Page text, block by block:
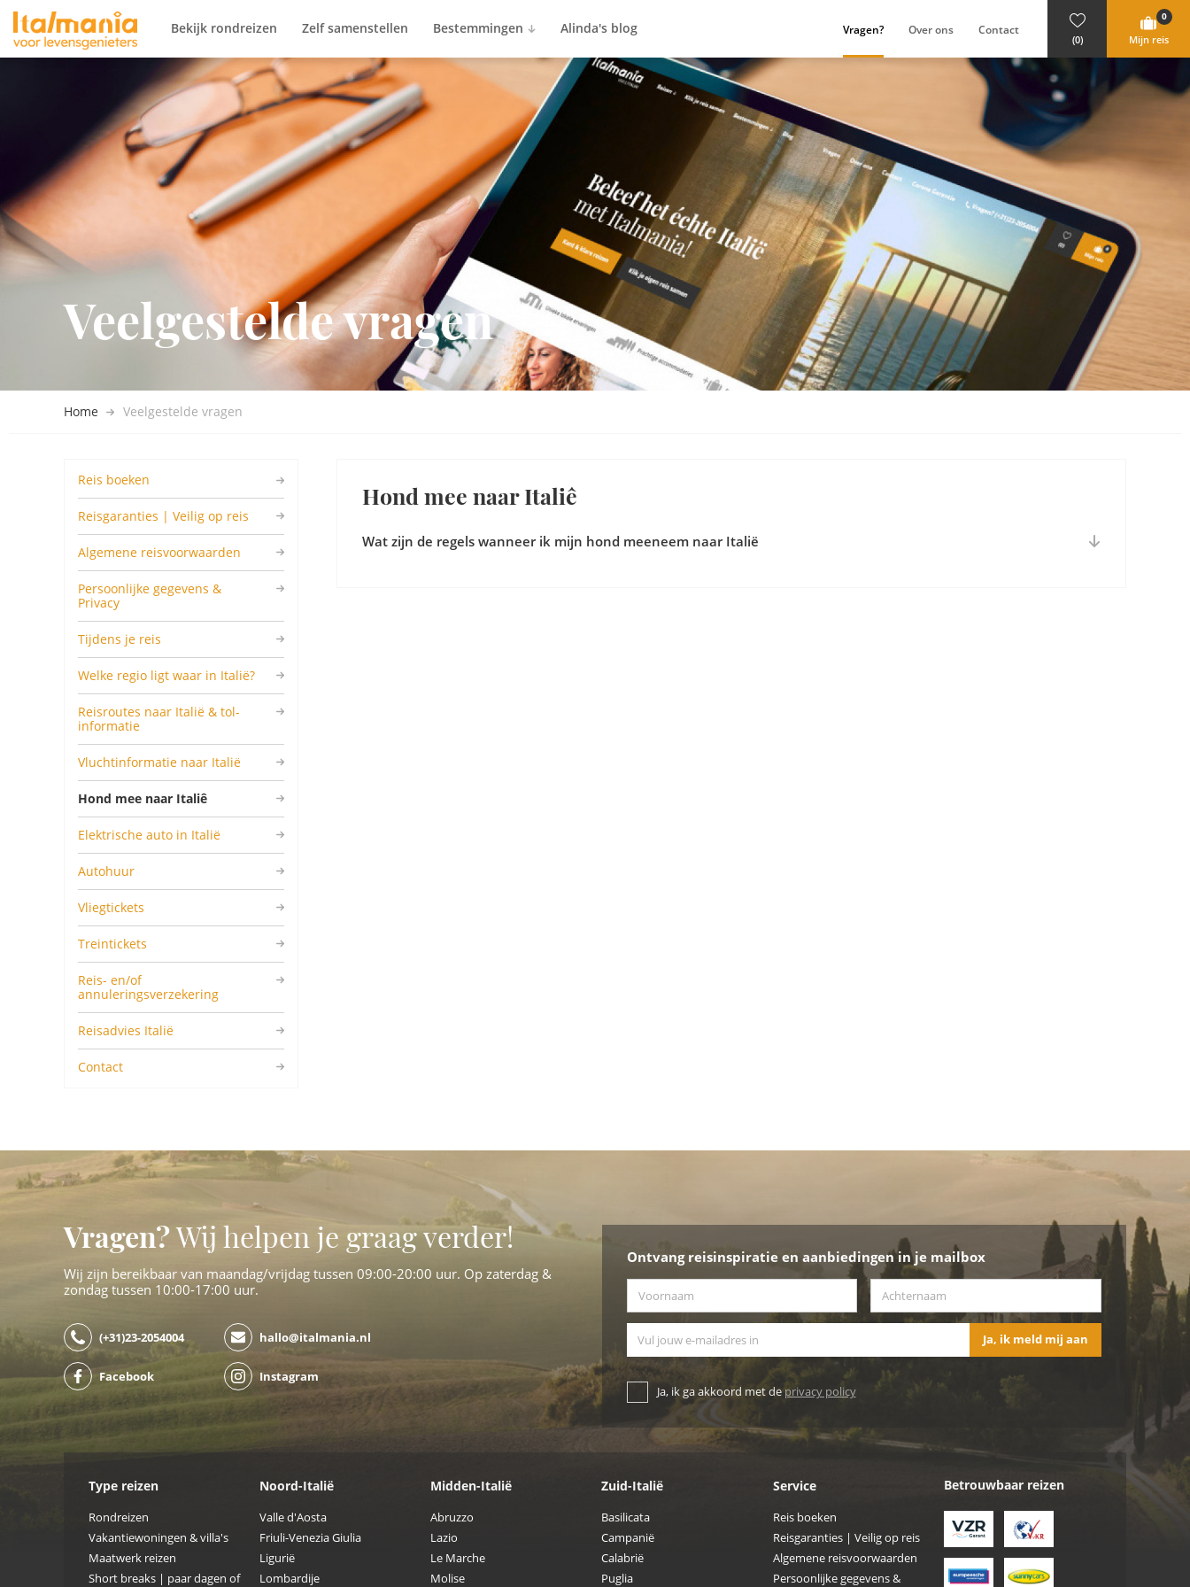
Ga naar content
Bekijk rondreizen Zelf samenstellen Bestemmingen Alinda's blog Vragen?(Huidig)Over ons Contact
(0)
0
Mijn reis
Veelgestelde vragen
Home Veelgestelde vragen
Reis boeken
Reisgaranties | Veilig op reis
Algemene reisvoorwaarden
Persoonlijke gegevens &
Privacy
Tijdens je reis
Welke regio ligt waar in Italië?
Reisroutes naar Italië & tol-
informatie
Vluchtinformatie naar Italië
Hond mee naar Italiê
Elektrische auto in Italië
Autohuur
Vliegtickets
Treintickets
Reis- en/of
annuleringsverzekering
Reisadvies Italië
Contact
Hond mee naar Italiê
Wat zijn de regels wanneer ik mijn hond meeneem naar Italië
Vragen?Wij helpen je graag verder!
Wij zijn bereikbaar van maandag/vrijdag tussen 09:00-20:00 uur. Op zaterdag &
zondag tussen 10:00-17:00 uur.
(+31)23-2054004 hallo@italmania.nl
Facebook Instagram
Ontvang reisinspiratie en aanbiedingen in je mailbox
Ja, ik meld mij aan
Ja, ik ga akkoord met deprivacy policy
Type reizen
Rondreizen
Vakantiewoningen & villa's
Maatwerk reizen
Short breaks | paar dagen of
Noord-Italië
Valle d'Aosta
Friuli-Venezia Giulia
Ligurië
Lombardije
Midden-Italië
Abruzzo
Lazio
Le Marche
Molise
Zuid-Italië
Basilicata
Campanië
Calabrië
Puglia
Service
Reis boeken
Reisgaranties | Veilig op reis
Algemene reisvoorwaarden
Persoonlijke gegevens &
Betrouwbaar reizen